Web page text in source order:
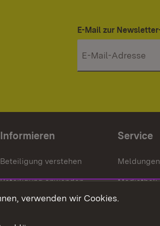
E-Mail zur
Informieren
Beteiligung verstehen
Beteiligung anwenden
Beteiligung stärken
Service
Meldungen
Mediathek
verwenden wir Cookies.